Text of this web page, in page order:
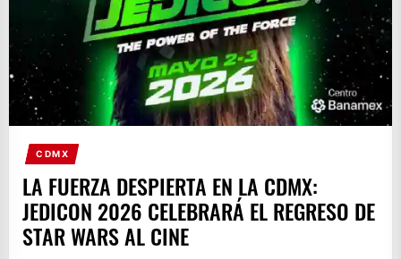
CDMX
LA FUERZA DESPIERTA EN LA CDMX:
JEDICON 2026 CELEBRARÁ EL REGRESO DE
STAR WARS AL CINE